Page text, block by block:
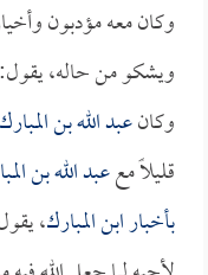
وكان معه مؤدبون
ويشكو من حاله،
وكانعبد الله بن المبارك
قليلاً مععبد الله بن
بأخبار ابن المبارك،